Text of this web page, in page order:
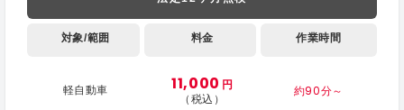
対象/範囲 料金 作業時間
軽自動車 11,000 円
（税込）
約90分～